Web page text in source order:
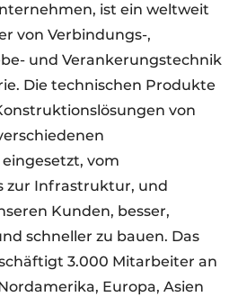
ist ein weltweit
von Verbindungs-,
und Verankerungstechnik
Die technischen Produkte
von
vom
zur Infrastruktur, und
Kunden, besser,
schneller zu bauen. Das
3.000 Mitarbeiter an
Europa, Asien